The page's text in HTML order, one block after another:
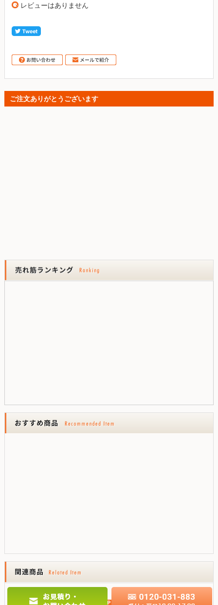
レビューはありません
ご注文ありがとうございます